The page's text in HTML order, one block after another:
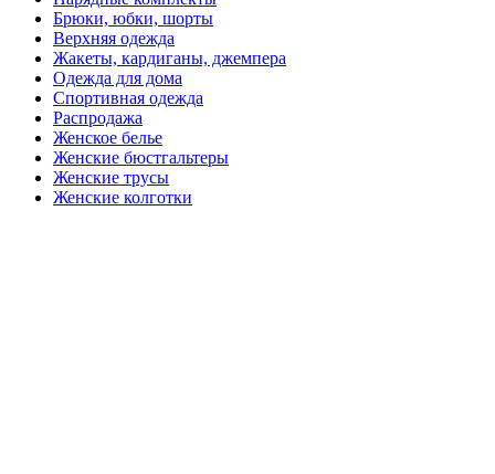
Брюки, юбки, шорты
Верхняя одежда
Жакеты, кардиганы, джемпера
Одежда для дома
Спортивная одежда
Распродажа
Женское белье
Женские бюстгальтеры
Женские трусы
Женские колготки